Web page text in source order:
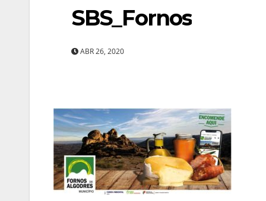
SBS_Fornos
ABR 26, 2020